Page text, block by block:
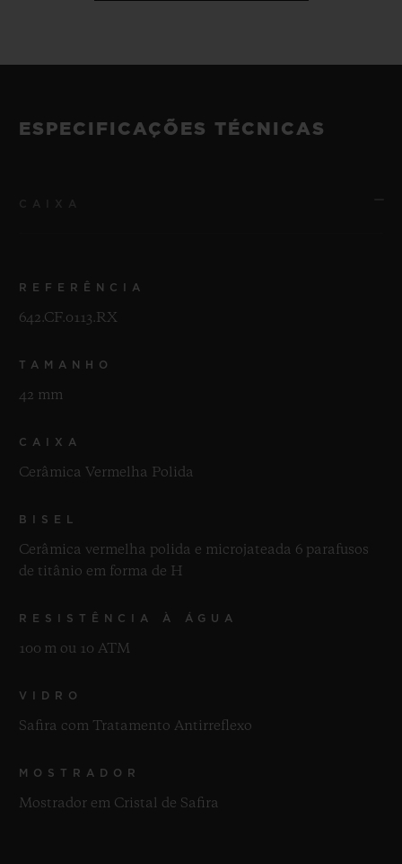
ESPECIFICAÇÕES TÉCNICAS
REFERÊNCIA
642.CF.0113.RX
TAMANHO
42 mm
CAIXA
Cerâmica Vermelha Polida
BISEL
Cerâmica vermelha polida e microjateada 6 parafusos
de titânio em forma de H
RESISTÊNCIA À ÁGUA
100 m ou 10 ATM
VIDRO
Safira com Tratamento Antirreflexo
MOSTRADOR
Mostrador em Cristal de Safira